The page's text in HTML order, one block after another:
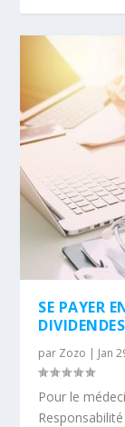
SE PAYER
par Zozo | Jan
Pour le